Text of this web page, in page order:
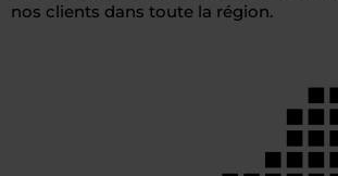
nos clients dans toute la région.